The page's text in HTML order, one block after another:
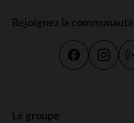
Rejoignez la communauté
Le groupe